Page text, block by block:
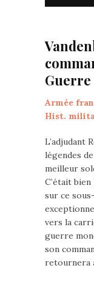
Armée
Hist.
L’adjudant
légendes
meilleur
C’était
sur ce
vers la
guerre
son
retournera